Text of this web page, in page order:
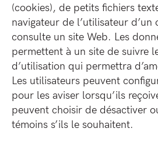
(cookies), de petits fichiers
navigateur de l’utilisateur d’un
consulte un site Web. Les
permettent à un site de suivre
d’utilisation qui permettra
Les utilisateurs peuvent
pour les aviser lorsqu’ils
peuvent choisir de désactiver
témoins s’ils le souhaitent.